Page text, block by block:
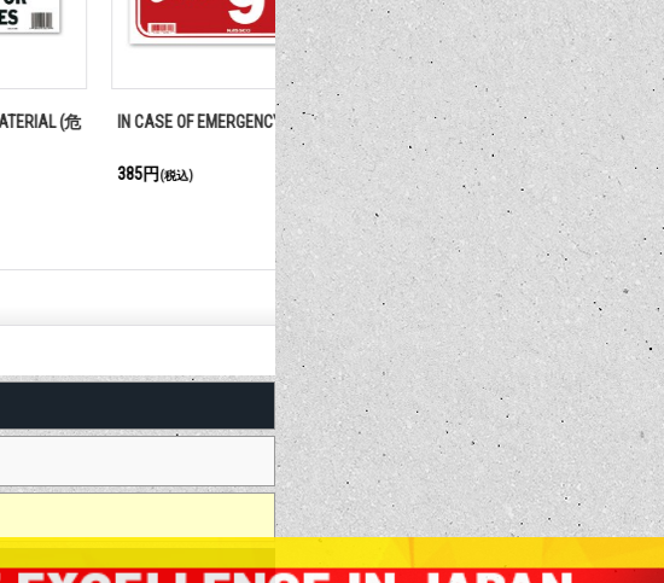
IN CASE OF EMERGENCY Call 911 立入禁止
385円
私道
385円 (税込)